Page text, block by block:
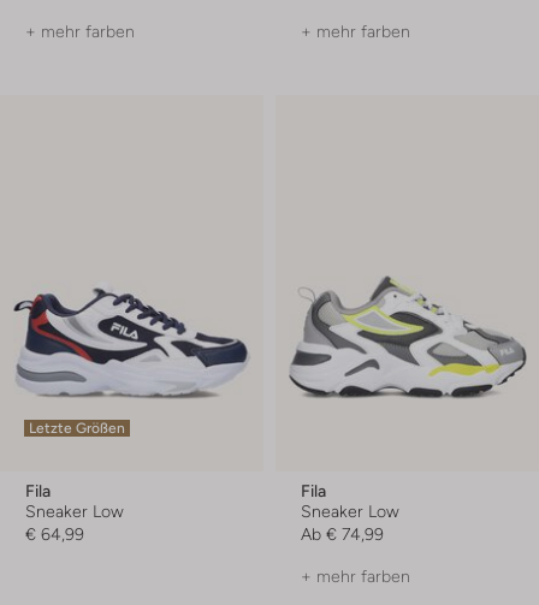
+ mehr farben + mehr farben
Letzte Größen
Fila
Sneaker Low
€ 64,99
Fila
Sneaker Low
Ab € 74,99
+ mehr farben